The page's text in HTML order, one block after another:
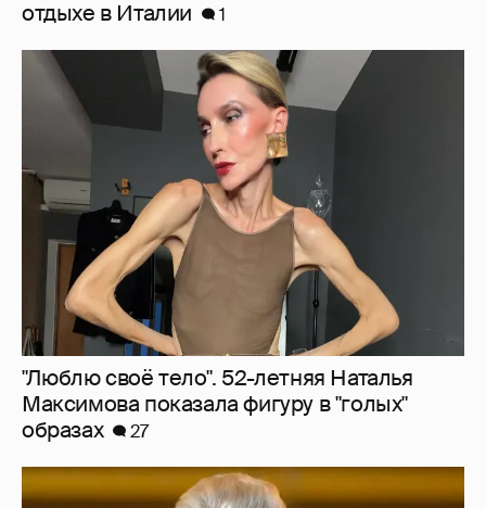
"Люблю своё тело". 52-летняя Наталья
Максимова показала фигуру в "голых"